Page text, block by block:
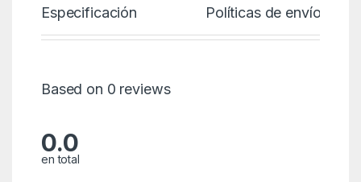
Especificación Políticas de envío
Based on 0 reviews
0.0
en total